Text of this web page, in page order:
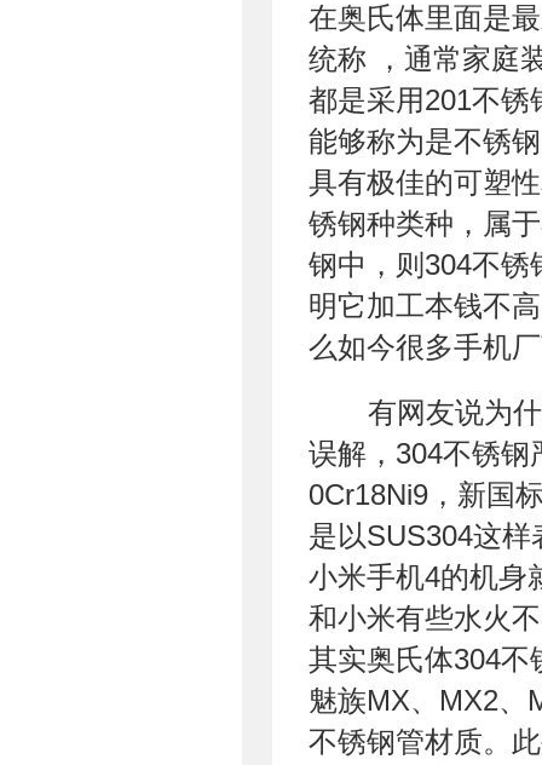
在奥氏体里面是
统称 ，通常家庭
都是采用201不锈
能够称为是不锈
具有极佳的可塑
锈钢种类种，属
钢中，则304不锈
明它加工本钱不
么如今很多手机
有网友说为
误解，304不锈钢
0Cr18Ni9，新国
是以SUS304这
小米手机4的机身
和小米有些水火
其实奥氏体304不
魅族MX、MX2、
不锈钢管材质。